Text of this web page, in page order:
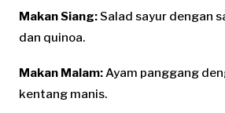
Makan Siang:Salad sayur dengan
dan quinoa.
Makan Malam:Ayam panggang
kentang manis.